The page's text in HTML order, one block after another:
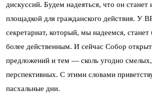
дискуссий. Будем надеяться, что он
площадкой для гражданского действия. У
секретариат, который, мы надеемся,
более действенным. И сейчас Собор
предложений и тем — сколь угодно смелых,
перспективных. С этими словами
пасхальные дни.